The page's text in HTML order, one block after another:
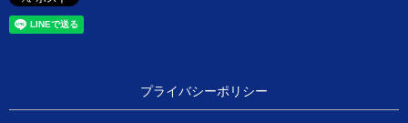
プライバシーポリシー